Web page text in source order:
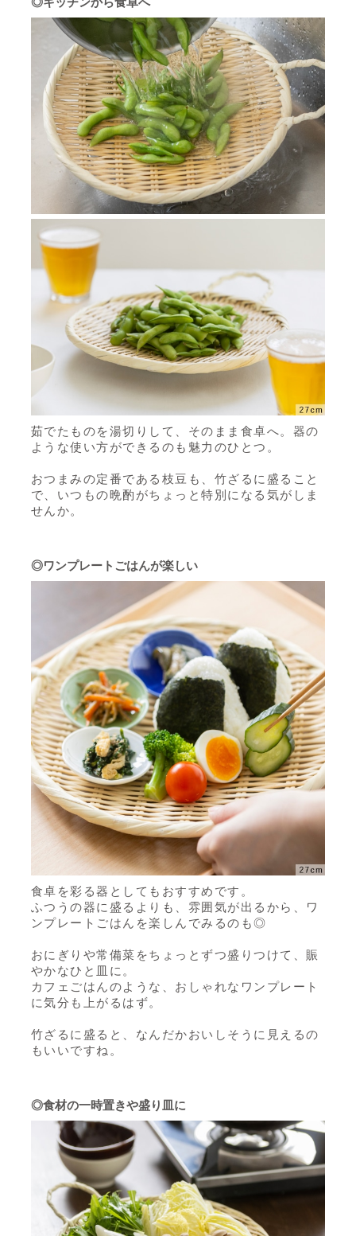
茹でたものを湯切りして、そのまま食卓へ。器の
ような使い方ができるのも魅力のひとつ。
おつまみの定番である枝豆も、竹ざるに盛ること
で、いつもの晩酌がちょっと特別になる気がしま
せんか。
◎ワンプレートごはんが楽しい
食卓を彩る器としてもおすすめです。
ふつうの器に盛るよりも、雰囲気が出るから、ワ
ンプレートごはんを楽しんでみるのも◎
おにぎりや常備菜をちょっとずつ盛りつけて、賑
やかなひと皿に。
カフェごはんのような、おしゃれなワンプレート
に気分も上がるはず。
竹ざるに盛ると、なんだかおいしそうに見えるの
もいいですね。
◎食材の一時置きや盛り皿に